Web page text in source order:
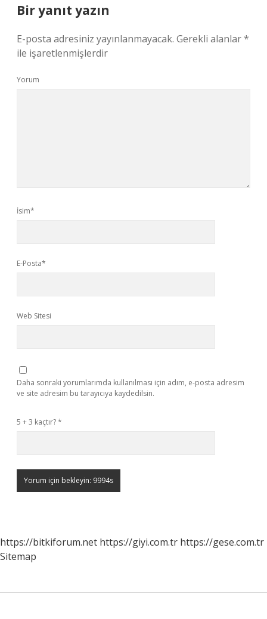
Bir yanıt yazın
E-posta adresiniz yayınlanmayacak. Gerekli alanlar*
ile işaretlenmişlerdir
Yorum
İsim*
E-Posta*
Web Sitesi
Daha sonraki yorumlarımda kullanılması için adım, e-posta adresim
ve site adresim bu tarayıcıya kaydedilsin.
5 + 3 kaçtır?*
https://bitkiforum.net https://giyi.com.tr https://gese.com.tr
Sitemap